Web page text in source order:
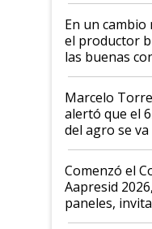
suelo es
sistema
En un
el productor
las buenas
agro
"Los veo más
Marcelo
alertó que el
del agro se va
"No es bueno
Argentina se
las mismas
años"
Comenzó el
Aapresid
paneles,
todas las